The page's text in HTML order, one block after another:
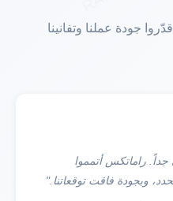
جودة عملنا وتفانينا
راماتكس أتمموا
وبجودة فاقت توقعاتنا."